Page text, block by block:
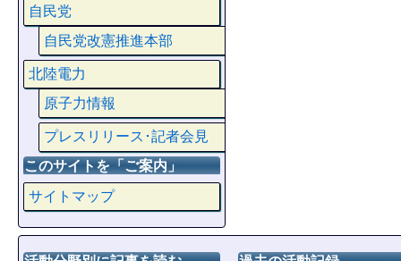
自民党
自民党改憲推進本部
北陸電力
原子力情報
プレスリリース･記者会見
このサイトを「ご案内」
サイトマップ